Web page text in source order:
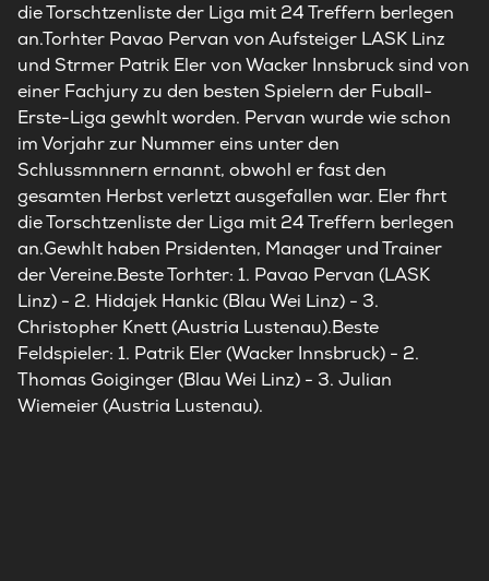
die Torschtzenliste der Liga mit 24 Treffern berlegen
an.Torhter Pavao Pervan von Aufsteiger LASK Linz
und Strmer Patrik Eler von Wacker Innsbruck sind von
einer Fachjury zu den besten Spielern der Fuball-
Erste-Liga gewhlt worden. Pervan wurde wie schon
im Vorjahr zur Nummer eins unter den
Schlussmnnern ernannt, obwohl er fast den
gesamten Herbst verletzt ausgefallen war. Eler fhrt
die Torschtzenliste der Liga mit 24 Treffern berlegen
an.Gewhlt haben Prsidenten, Manager und Trainer
der Vereine.Beste Torhter: 1. Pavao Pervan (LASK
Linz) - 2. Hidajek Hankic (Blau Wei Linz) - 3.
Christopher Knett (Austria Lustenau).Beste
Feldspieler: 1. Patrik Eler (Wacker Innsbruck) - 2.
Thomas Goiginger (Blau Wei Linz) - 3. Julian
Wiemeier (Austria Lustenau).